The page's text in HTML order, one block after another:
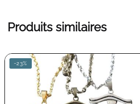
Produits similaires
-23%